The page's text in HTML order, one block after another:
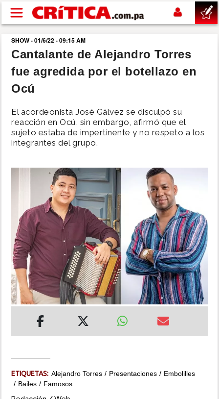
Pasar al contenido principal
buscar
SUCESOS
POLÍTICA
MUNDO
INSÓLITAS
MULTIMEDIA
IMPRESO
SHOW - 01/6/22 - 09:15 AM
Cantalante de Alejandro Torres
fue agredida por el botellazo en
Ocú
El acordeonista José Gálvez se disculpó su
reacción en Ocú, sin embargo, afirmó que el
sujeto estaba de impertinente y no respeto a los
integrantes del grupo.
ETIQUETAS: Alejandro Torres Presentaciones
Embolilles
Bailes
Famosos